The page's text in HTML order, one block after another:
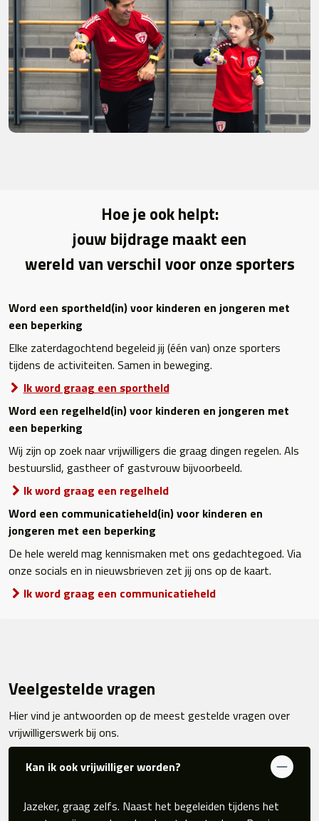
Hoe je ook helpt:
jouw bijdrage maakt een
wereld van verschil voor onze sporters
Word een sportheld(in) voor kinderen en jongeren met
een beperking
Elke zaterdagochtend begeleid jij (één van) onze sporters
tijdens de activiteiten. Samen in beweging.
Ik word graag een sportheld
Word een regelheld(in) voor kinderen en jongeren met
een beperking
Wij zijn op zoek naar vrijwilligers die graag dingen regelen. Als
bestuurslid, gastheer of gastvrouw bijvoorbeeld.
Ik word graag een regelheld
Word een communicatieheld(in) voor kinderen en
jongeren met een beperking
De hele wereld mag kennismaken met ons gedachtegoed. Via
onze socials en in nieuwsbrieven zet jij ons op de kaart.
Ik word graag een communicatieheld
Veelgestelde vragen
Hier vind je antwoorden op de meest gestelde vragen over
vrijwilligerswerk bij ons.
Kan ik ook vrijwilliger worden?
Jazeker, graag zelfs. Naast het begeleiden tijdens het